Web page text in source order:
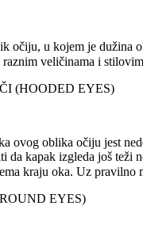
očiju, u kojem je dužina
raznim veličinama i
(HOODED EYES)
ovog oblika očiju jest
da kapak izgleda još teži
kraju oka. Uz
EYES)